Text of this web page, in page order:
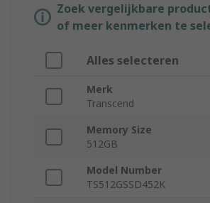
Zoek vergelijkbare
of meer kenmerken te
Alles selecteren
Merk
Transcend
Memory Size
512GB
Model Number
TS512GSSD452K